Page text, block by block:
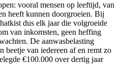
vooral mensen op leeftijd, van
heeft kunnen doorgroeien. Bij
dus elk jaar die volgroeide
van inkomsten, geen heffing
De aanwasbelasting
beetje van iedereen af en remt zo
€100.000 over dertig jaar